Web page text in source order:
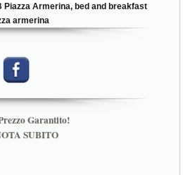
Armerina, bed and breakfast
armerina
Garantito!
SUBITO